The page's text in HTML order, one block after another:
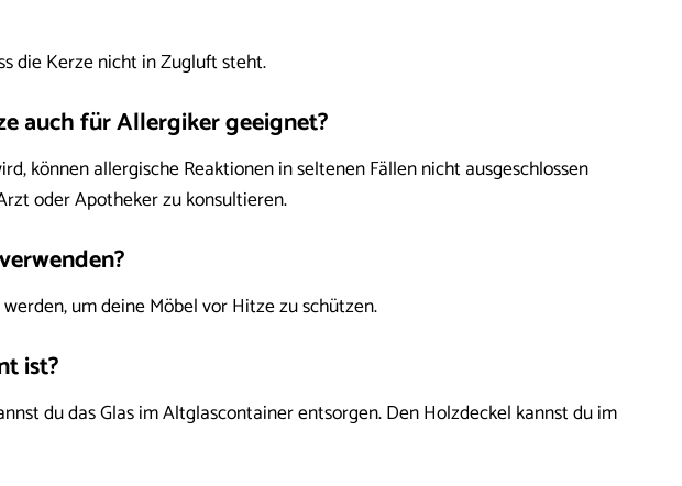
die Kerze nicht in Zugluft steht.
auch für Allergiker geeignet?
können allergische Reaktionen in seltenen Fällen nicht ausgeschlossen
oder Apotheker zu konsultieren.
um deine Möbel vor Hitze zu schützen.
ist?
du das Glas im Altglascontainer entsorgen. Den Holzdeckel kannst du im